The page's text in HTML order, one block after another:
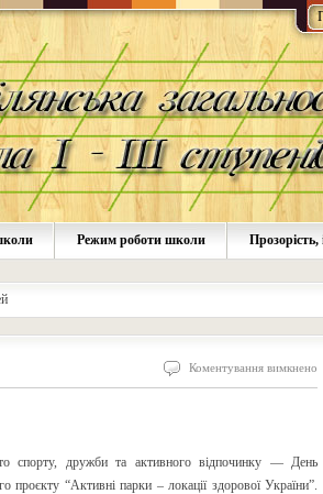
Режим роботи школи Прозорість,
Коментування вимкнено
спорту, дружби та активного відпочинку — День
проєкту “Активні парки – локації здорової України”.